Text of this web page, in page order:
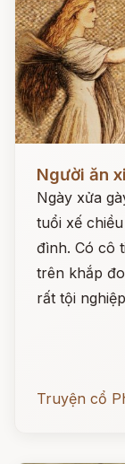
Người ăn
Ngày xửa
tuổi xế
đình. Có cô
trên khắp
rất tội
Truyện cổ